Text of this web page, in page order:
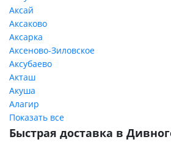
Аксай
Аксаково
Аксарка
Аксеново-Зиловское
Аксубаево
Акташ
Акуша
Алагир
Показать все
Быстрая доставка в